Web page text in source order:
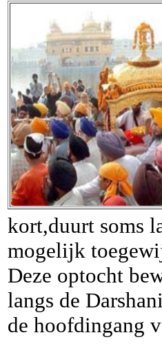
kort,duurt soms
mogelijk
Deze optocht
langs de
de hoofdingang